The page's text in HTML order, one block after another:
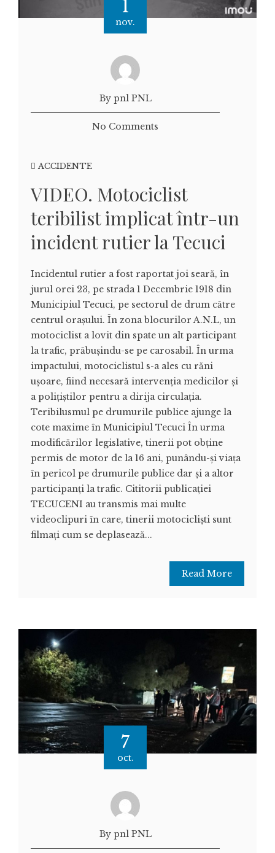
1
nov.
By pnl PNL
No Comments
ACCIDENTE
VIDEO. Motociclist
teribilist implicat într-un
incident rutier la Tecuci
Incidentul rutier a fost raportat joi seară, în
jurul orei 23, pe strada 1 Decembrie 1918 din
Municipiul Tecuci, pe sectorul de drum către
centrul orașului. În zona blocurilor A.N.L, un
motociclist a lovit din spate un alt participant
la trafic, prăbușindu-se pe carosabil. În urma
impactului, motociclistul s-a ales cu răni
ușoare, fiind necesară intervenția medicilor și
a polițiștilor pentru a dirija circulația.
Teribilusmul pe drumurile publice ajunge la
cote maxime în Municipiul Tecuci În urma
modificărilor legislative, tinerii pot obține
permis de motor de la 16 ani, punându-și viața
în pericol pe drumurile publice dar și a altor
participanți la trafic. Cititorii publicației
TECUCENI au transmis mai multe
videoclipuri în care, tinerii motocicliști sunt
filmați cum se deplasează...
Read More
7
oct.
By pnl PNL